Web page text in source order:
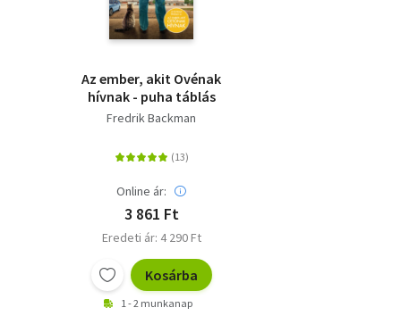
Az ember, akit Ovénak
hívnak - puha táblás
Fredrik Backman
Online ár:
3 861 Ft
Eredeti ár: 4 290 Ft
Kosárba
1 - 2 munkanap